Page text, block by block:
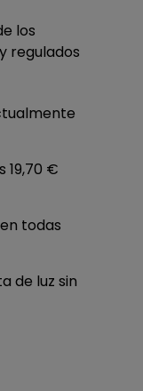
los
regulados
19,70 €
todas
de luz sin